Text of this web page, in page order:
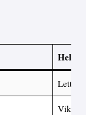
Lett og
Viktig